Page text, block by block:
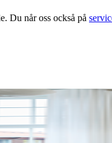
Du når oss också på